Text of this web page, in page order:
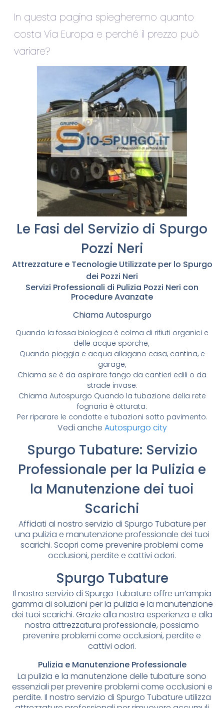
In questa pagina spiegheremo quanto
costa Via Europa e perché il prezzo può
variare?
Le Fasi del Servizio di Spurgo
Pozzi Neri
Attrezzature e Tecnologie Utilizzate per lo Spurgo
dei Pozzi Neri
Servizi Professionali di Pulizia Pozzi Neri con
Procedure Avanzate
Chiama Autospurgo
Quando la fossa biologica è colma di rifiuti organici e
delle acque sporche,
Quando pioggia e acqua allagano casa, cantina, e
garage,
Chiama se è da aspirare fango da cantieri edili o da
strade invase.
Chiama Autospurgo Quando la tubazione della rete
fognaria è otturata.
Per riparare le condotte e tubazioni sotto pavimento.
Vedi anche Autospurgo city
Spurgo Tubature: Servizio
Professionale per la Pulizia e
la Manutenzione dei tuoi
Scarichi
Affidati al nostro servizio di Spurgo Tubature per
una pulizia e manutenzione professionale dei tuoi
scarichi. Scopri come prevenire problemi come
occlusioni, perdite e cattivi odori.
Spurgo Tubature
Il nostro servizio di Spurgo Tubature offre un’ampia
gamma di soluzioni per la pulizia e la manutenzione
dei tuoi scarichi. Grazie alla nostra esperienza e alla
nostra attrezzatura professionale, possiamo
prevenire problemi come occlusioni, perdite e
cattivi odori.
Pulizia e Manutenzione Professionale
La pulizia e la manutenzione delle tubature sono
essenziali per prevenire problemi come occlusioni e
perdite. Il nostro servizio di Spurgo Tubature utilizza